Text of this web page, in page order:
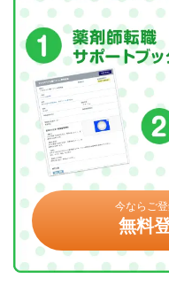
今ならご
無料